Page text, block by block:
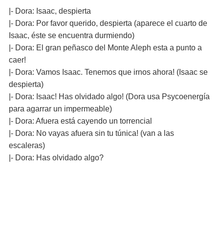
|- Dora: Isaac, despierta
|- Dora: Por favor querido, despierta (aparece el cuarto de
Isaac, éste se encuentra durmiendo)
|- Dora: El gran peñasco del Monte Aleph esta a punto a
caer!
|- Dora: Vamos Isaac. Tenemos que irnos ahora! (Isaac se
despierta)
|- Dora: Isaac! Has olvidado algo! (Dora usa Psycoenergía
para agarrar un impermeable)
|- Dora: Afuera está cayendo un torrencial
|- Dora: No vayas afuera sin tu túnica! (van a las
escaleras)
|- Dora: Has olvidado algo?